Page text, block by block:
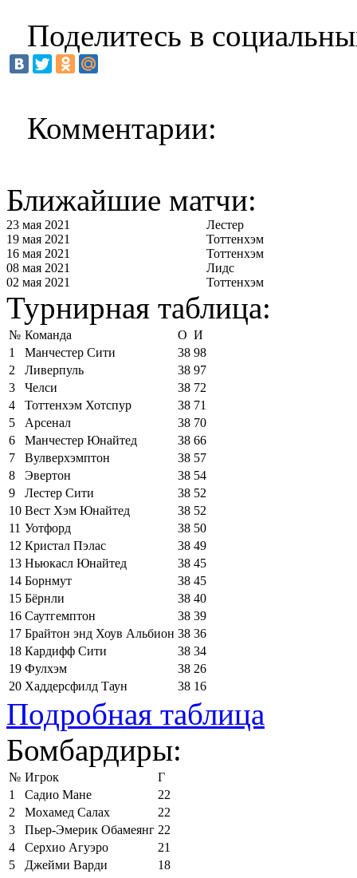
Поделитесь в
Комментарии:
Ближайшие матчи:
23 мая 2021
Лестер
19 мая 2021
Тоттенхэм
16 мая 2021
Тоттенхэм
08 мая 2021
Лидс
02 мая 2021
Тоттенхэм
Турнирная таблица:
№ Команда О И
1
Манчестер Сити 38 98
2
Ливерпуль 38 97
3
Челси 38 72
4
Тоттенхэм Хотспур 38 71
5
Арсенал 38 70
6
Манчестер Юнайтед 38 66
7
Вулверхэмптон 38 57
8
Эвертон 38 54
9
Лестер Сити 38 52
10 Вест Хэм Юнайтед 38 52
11 Уотфорд 38 50
12 Кристал Пэлас 38 49
13 Ньюкасл Юнайтед 38 45
14 Борнмут 38 45
15 Бёрнли 38 40
16 Саутгемптон 38 39
17 Брайтон энд Хоув Альбион 38 36
18 Кардифф Сити 38 34
19 Фулхэм 38 26
20 Хаддерсфилд Таун 38 16
Подробная таблица
Бомбардиры:
№ Игрок
Г
1
Садио Мане
22
2
Мохамед Салах
22
3
Пьер-Эмерик Обамеянг 22
4
Серхио Агуэро
21
5
Джейми Варди
18